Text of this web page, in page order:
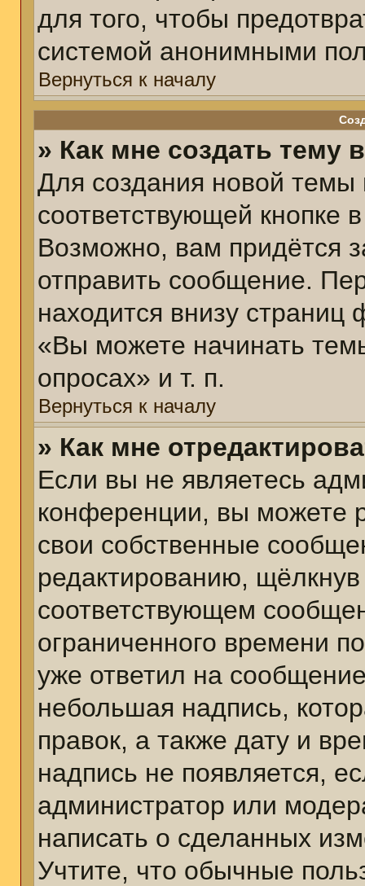
для того, чтобы
системой анонимными
Вернуться к началу
» Как мне создать тему
Для создания новой
соответствующей кнопке
Возможно, вам придётся
отправить сообщение.
находится внизу
«Вы можете начинать
опросах» и т. п.
Вернуться к началу
» Как мне
Если вы не являетесь
конференции, вы можете
свои собственные
редактированию,
соответствующем
ограниченного времени
уже ответил на
небольшая надпись,
правок, а также дату и
надпись не появляется,
администратор или
написать о сделанных
Учтите, что обычные